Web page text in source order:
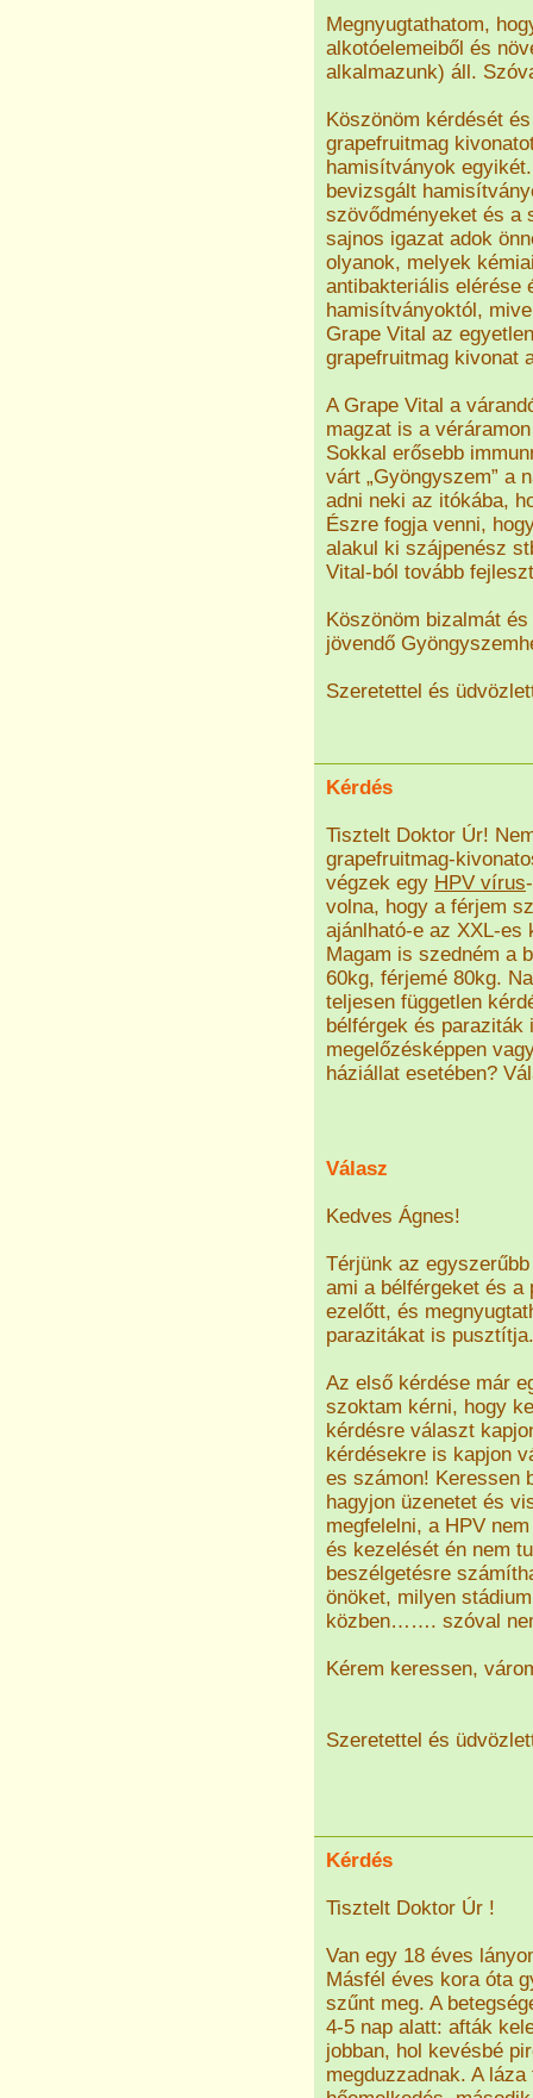
Megnyugtathatom,
alkotóelemeiből és
alkalmazunk) áll.
Köszönöm kérdését
grapefruitmag
hamisítványok
bevizsgált
szövődményeket és a
sajnos igazat adok
olyanok, melyek
antibakteriális elérése
hamisítványoktól,
Grape Vital az
grapefruitmag kivonat
A Grape Vital a
magzat is a
Sokkal erősebb
várt „Gyöngyszem” a
adni neki az itókába,
Észre fogja venni,
alakul ki szájpenész
Vital-ból tovább
Köszönöm bizalmát
jövendő
Szeretettel és
Kérdés
Tisztelt Doktor Úr!
grapefruitmag-
végzek egy HPV vírus
volna, hogy a férjem
ajánlható-e az XXL-es
Magam is szedném a
60kg, férjemé 80kg.
teljesen független
bélférgek és paraziták
megelőzésképpen
háziállat esetében?
Válasz
Kedves Ágnes!
Térjünk az
ami a bélférgeket és
ezelőtt, és
parazitákat is pusztítja.
Az első kérdése már
szoktam kérni, hogy
kérdésre választ
kérdésekre is kapjon
es számon! Keressen
hagyjon üzenetet és
megfelelni, a HPV
és kezelését én nem
beszélgetésre
önöket, milyen
közben……. szóval
Kérem keressen,
Szeretettel és
Kérdés
Tisztelt Doktor Úr !
Van egy 18 éves
Másfél éves kora óta
szűnt meg. A
4-5 nap alatt: afták
jobban, hol kevésbé
megduzzadnak. A